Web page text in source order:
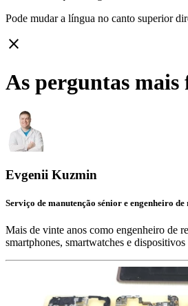
Pode mudar a língua no canto superior
close
As perguntas mais
Evgenii Kuzmin
Serviço de manutenção sénior e engenheiro de
Mais de vinte anos como engenheiro de
smartphones, smartwatches e